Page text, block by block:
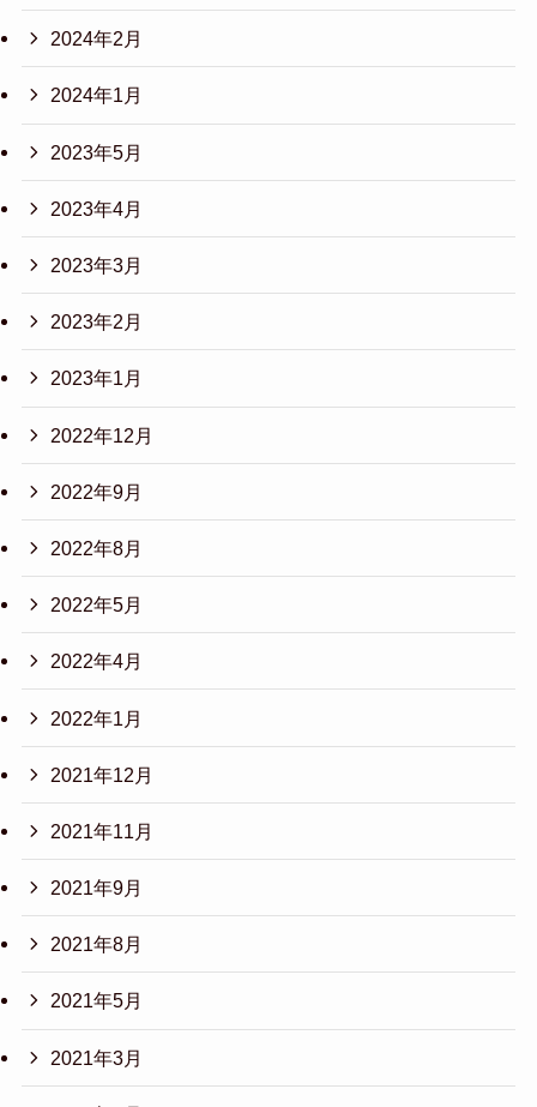
2024年2月
2024年1月
2023年5月
2023年4月
2023年3月
2023年2月
2023年1月
2022年12月
2022年9月
2022年8月
2022年5月
2022年4月
2022年1月
2021年12月
2021年11月
2021年9月
2021年8月
2021年5月
2021年3月